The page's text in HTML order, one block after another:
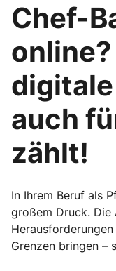
Chef-
auch
zählt!
In Ihrem Beruf als
großem Druck.
Grenzen bringen –